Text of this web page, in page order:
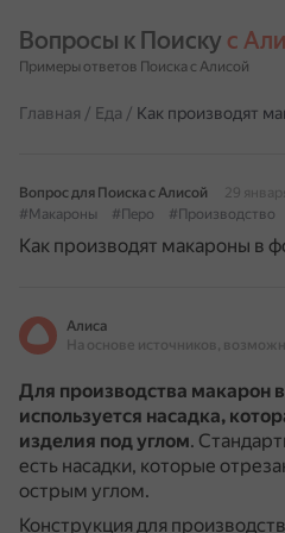
Вопросы к Поиску с
Примеры ответов Поиска с Алисой
Главная / Еда / Как производят
Вопрос для Поиска с Алисой
29 января
#Макароны
#Перо #Производство
Как производят макароны в
Алиса
Для производства макарон
используется насадка,
изделия под углом.
есть насадки, которые
острым углом.
Конструкция для